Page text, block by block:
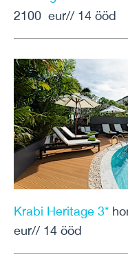
2100 eur// 14 ööd
Krabi Heritage 3*
eur// 14 ööd